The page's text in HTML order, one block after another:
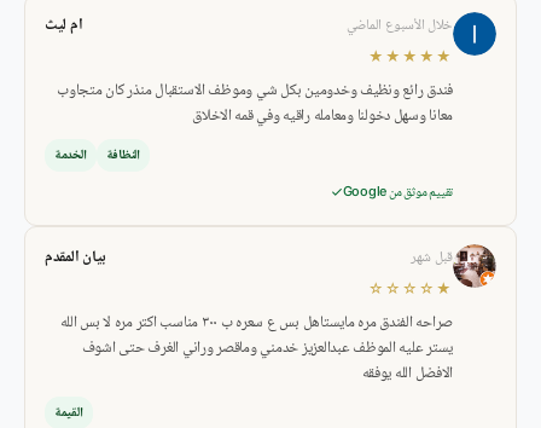
ام ليث
خلال الأسبوع الماضي
★★★★★
فندق رائع ونظيف وخدومين بكل شي وموظف الاستقبال منذر كان متجاوب
معانا وسهل دخولنا ومعامله راقيه وفي قمه الاخلاق
الخدمة
النظافة
تقييم موثق من Google
بيان المقدم
قبل شهر
★☆☆☆☆
صراحه الفندق مره مايستاهل بس ع سعره ب ٣٠٠ مناسب اكتر مره لا بس الله
يستر عليه الموظف عبدالعزيز خدمني وماقصر وراني الغرف حتى اشوف
الافضل الله يوفقه
القيمة